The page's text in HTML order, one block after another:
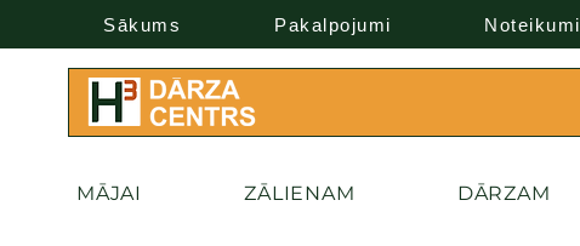
Sākums Pakalpojumi Noteikumi
MĀJAI ZĀLIENAM DĀRZAM